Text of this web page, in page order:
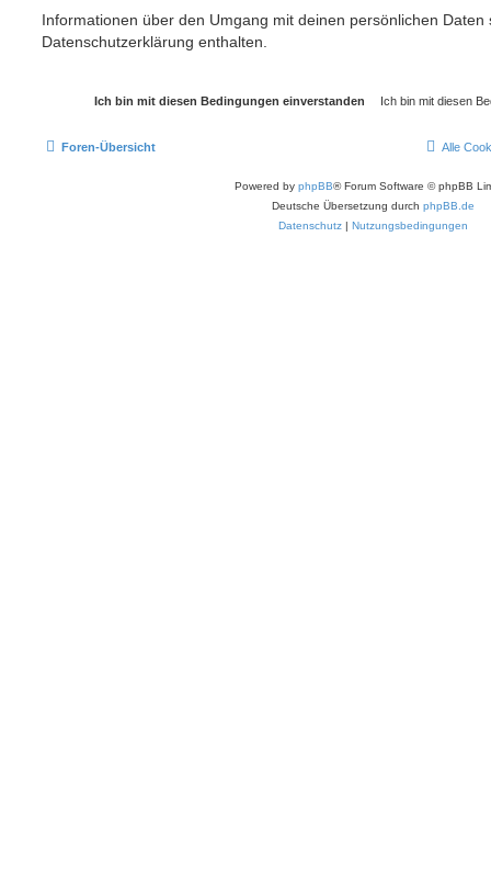
Informationen über den Umgang mit deinen persönlichen Daten
Datenschutzerklärung enthalten.
Foren-Übersicht Alle
Powered by phpBB® Forum Software © phpBB
Deutsche Übersetzung durch phpBB.de
Datenschutz | Nutzungsbedingungen